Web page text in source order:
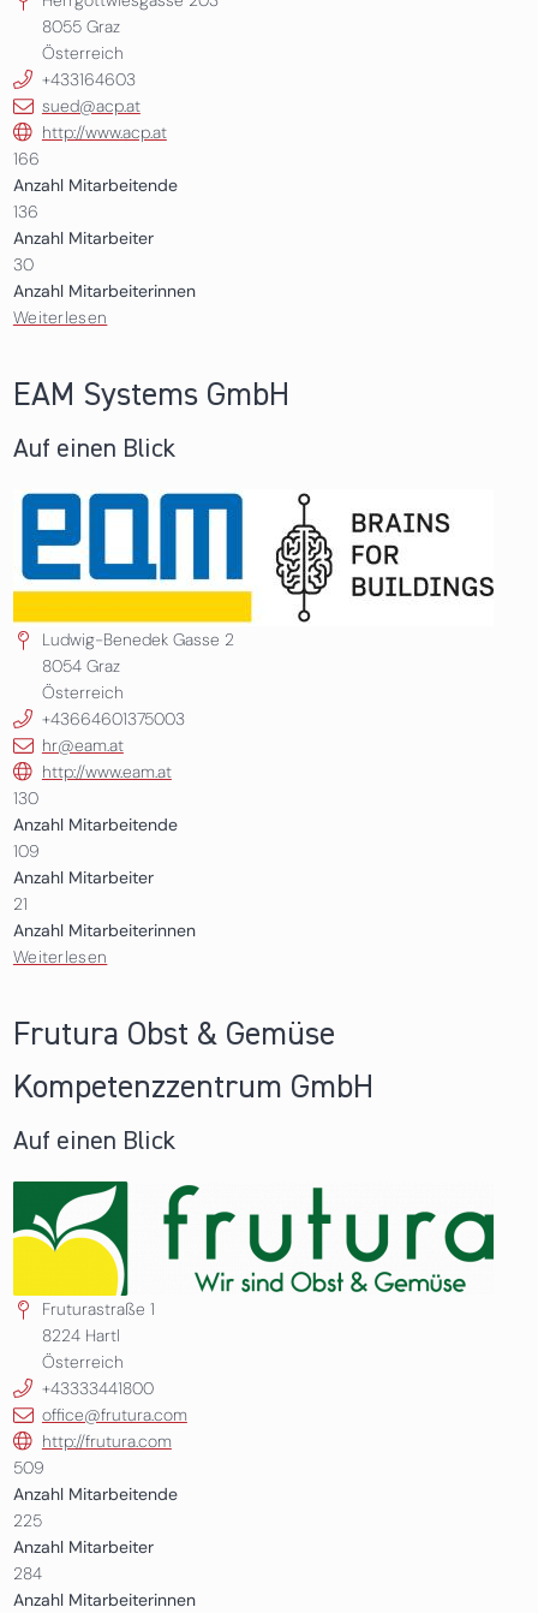
8055 Graz
Österreich
+433164603
sued@acp.at
http://www.acp.at
166
Anzahl Mitarbeitende
136
Anzahl Mitarbeiter
30
Anzahl Mitarbeiterinnen
Weiterlesen
EAM Systems GmbH
Auf einen Blick
Ludwig-Benedek Gasse 2
8054 Graz
Österreich
+43664601375003
hr@eam.at
http://www.eam.at
130
Anzahl Mitarbeitende
109
Anzahl Mitarbeiter
21
Anzahl Mitarbeiterinnen
Weiterlesen
Frutura Obst & Gemüse
Kompetenzzentrum GmbH
Auf einen Blick
Fruturastraße 1
8224 Hartl
Österreich
+43333441800
office@frutura.com
http://frutura.com
509
Anzahl Mitarbeitende
225
Anzahl Mitarbeiter
284
Anzahl Mitarbeiterinnen